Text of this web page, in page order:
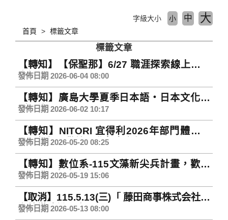
首頁 標籤文章
字級大小 小 中 大
標籤文章
【轉知】【保聖那】6/27 職涯探索線上講座
資訊
發佈日期 2026-06-04 08:00
【轉知】廣島大學夏季日本語・日本文化特
別研修
發佈日期 2026-06-02 10:17
【轉知】NITORI 宜得利2026年部門體驗課
程暑假場，歡迎同學報名參加。
發佈日期 2026-05-20 08:25
【轉知】數位系-115文藻新尖兵計畫，歡迎
同學踴躍報名參加
發佈日期 2026-05-19 15:06
【取消】115.5.13(三)「 藤田商事株式会社」
海外徵才說明會
發佈日期 2026-05-13 08:00